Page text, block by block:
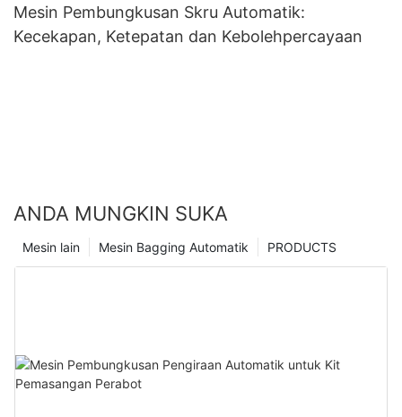
Mesin Pembungkusan Skru Automatik:
Kecekapan, Ketepatan dan Kebolehpercayaan
ANDA MUNGKIN SUKA
PRODUCTS
Mesin Bagging Automatik
Mesin lain